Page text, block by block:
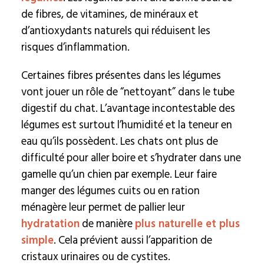
de fibres, de vitamines, de minéraux et
d’antioxydants naturels qui réduisent les
risques d’inflammation.
Certaines fibres présentes dans les légumes
vont jouer un rôle de “nettoyant” dans le tube
digestif du chat. L’avantage incontestable des
légumes est surtout l’humidité et la teneur en
eau qu’ils possèdent. Les chats ont plus de
difficulté pour aller boire et s’hydrater dans une
gamelle qu’un chien par exemple. Leur faire
manger des légumes cuits ou en ration
ménagère leur permet de pallier leur
hydratationde manièreplus naturelle et plus
simple. Cela prévient aussi l’apparition de
cristaux urinaires ou de cystites.